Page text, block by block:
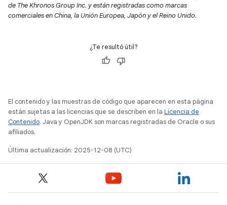
de The Khronos Group Inc. y están registradas como marcas
comerciales en China, la Unión Europea, Japón y el Reino Unido.
¿Te resultó útil?
El contenido y las muestras de código que aparecen en esta página
están sujetas a las licencias que se describen en la Licencia de
Contenido. Java y OpenJDK son marcas registradas de Oracle o sus
afiliados.
Última actualización: 2025-12-08 (UTC)